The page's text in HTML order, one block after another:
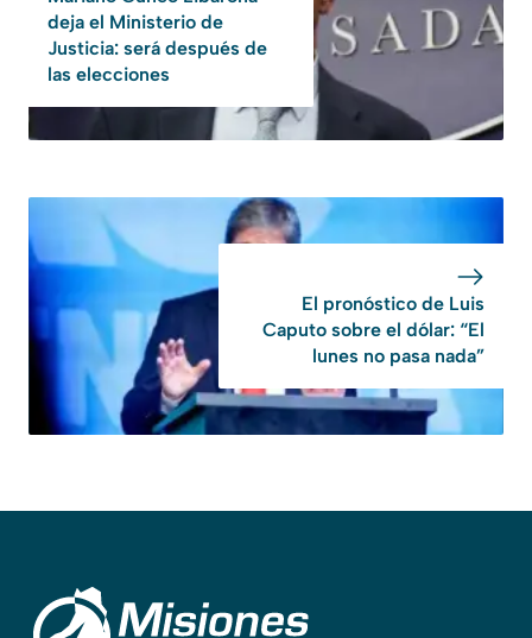
deja el Ministerio de
Justicia: será después de
las elecciones
El pronóstico de Luis
Caputo sobre el dólar: “El
lunes no pasa nada”